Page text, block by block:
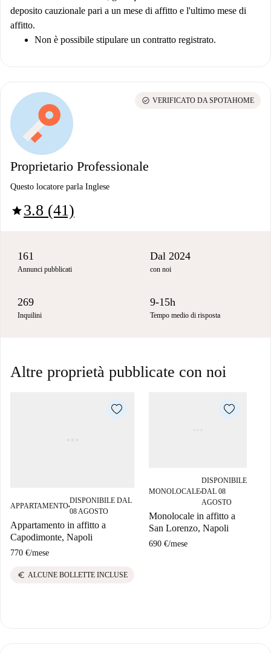
deposito cauzionale pari a un mese di affitto e l'ultimo mese di
affitto.
Non è possibile stipulare un contratto registrato.
Proprietario Professionale
Questo locatore parla Inglese
star3.8 (41)
check_circle VERIFICATO DA SPOTAHOME
161
Annunci pubblicati
Dal 2024
con noi
269
Inquilini
9-15h
Tempo medio di risposta
Altre proprietà pubblicate con noi
APPARTAMENTO■
DISPONIBILE DAL
08 AGOSTO
Appartamento in affitto a
Capodimonte, Napoli
770 €/mese
euro ALCUNE BOLLETTE INCLUSE
MONOLOCALE■
DISPONIBILE
DAL 08
AGOSTO
Monolocale in affitto a
San Lorenzo, Napoli
690 €/mese